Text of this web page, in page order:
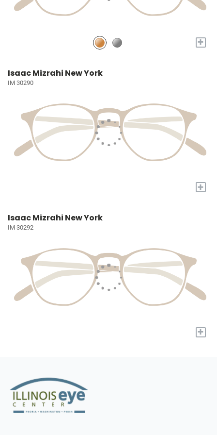
+
Isaac Mizrahi New York
IM 30290
+
Isaac Mizrahi New York
IM 30292
+